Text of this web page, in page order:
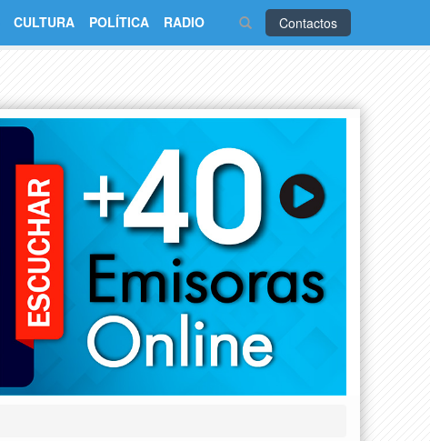
Contactos
CULTURA POLÍTICA RADIO